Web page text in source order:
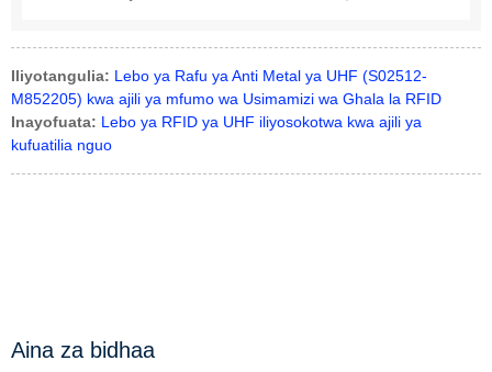
Iliyotangulia: Lebo ya Rafu ya Anti Metal ya UHF (S02512-
M852205) kwa ajili ya mfumo wa Usimamizi wa Ghala la RFID
Inayofuata: Lebo ya RFID ya UHF iliyosokotwa kwa ajili ya
kufuatilia nguo
Aina za bidhaa